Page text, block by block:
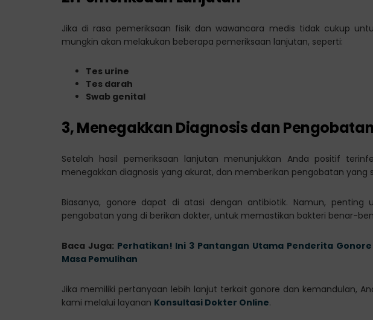
Jika di rasa pemeriksaan fisik dan wawancara medis tidak cukup
mungkin akan melakukan beberapa pemeriksaan lanjutan, seperti:
Tes urine
Tes darah
Swab genital
3, Menegakkan Diagnosis dan Pengobatan
Setelah hasil pemeriksaan lanjutan menunjukkan Anda positif
menegakkan diagnosis yang akurat, dan memberikan pengobatan yang
Biasanya, gonore dapat di atasi dengan antibiotik. Namun, penting
pengobatan yang di berikan dokter, untuk memastikan bakteri benar-
Baca Juga: Perhatikan! Ini 3 Pantangan Utama Penderita
Masa Pemulihan
Jika memiliki pertanyaan lebih lanjut terkait gonore dan kemandulan,
kami melalui layanan Konsultasi Dokter Online.